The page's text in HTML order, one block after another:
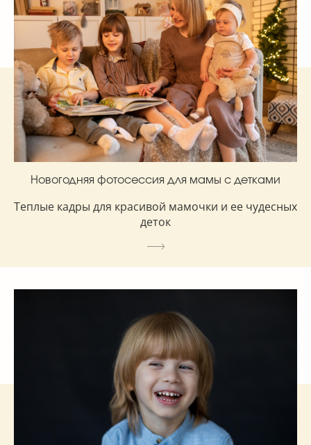
Новогодняя фотосессия для мамы с детками
Теплые кадры для красивой мамочки и ее чудесных
деток